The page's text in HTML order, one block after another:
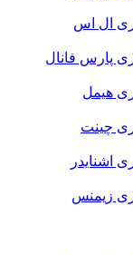
ال اس
پارس فانال
هیمل
چینت
اشنایدر
زیمنس